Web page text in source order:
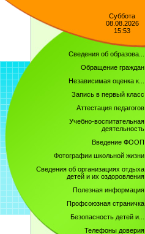
Суббота
08.08.2026
15:53
Сведения об образова...
Обращение граждан
Независимая оценка к...
Запись в первый класс
Аттестация педагогов
Учебно-воспитательная
деятельность
Введение ФООП
Фотографии школьной жизни
Сведения об организациях отдыха
детей и их оздоровления
Полезная информация
Профсоюзная страничка
Безопасность детей и...
Телефоны доверия